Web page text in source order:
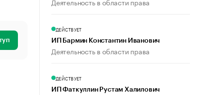
ДЕЙСТВУЕТ
ИП Бармин Константин Иванович
Деятельность в области права
ДЕЙСТВУЕТ
ИП Фаткуллин Рустам Халилович